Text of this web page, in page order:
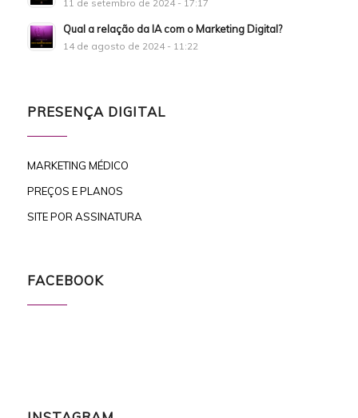
11 de setembro de 2024 - 17:17
Qual a relação da IA com o Marketing Digital?
14 de agosto de 2024 - 11:22
PRESENÇA DIGITAL
MARKETING MÉDICO
PREÇOS E PLANOS
SITE POR ASSINATURA
FACEBOOK